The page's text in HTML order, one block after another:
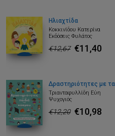
Ηλιαχτίδα
Κοκκινίδου Κατερίνα
Εκδόσεις Φυλάτος
€12,67 €11,40
Δραστηριότητες με
Τριανταφυλλίδη Εύη
Ψυχογιός
€12,20 €10,98